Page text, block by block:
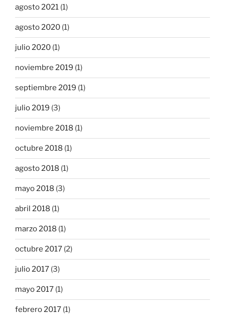
agosto 2021 (1)
agosto 2020 (1)
julio 2020 (1)
noviembre 2019 (1)
septiembre 2019 (1)
julio 2019 (3)
noviembre 2018 (1)
octubre 2018 (1)
agosto 2018 (1)
mayo 2018 (3)
abril 2018 (1)
marzo 2018 (1)
octubre 2017 (2)
julio 2017 (3)
mayo 2017 (1)
febrero 2017 (1)